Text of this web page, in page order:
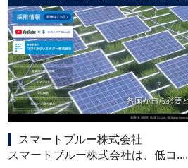
スマートブルー株式会社
スマートブルー株式会社は、低コ....